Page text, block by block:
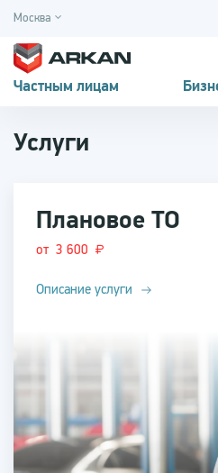
Москва
Частным лицам
Услуги
Плановое ТО
от 3 600
Описание услуги